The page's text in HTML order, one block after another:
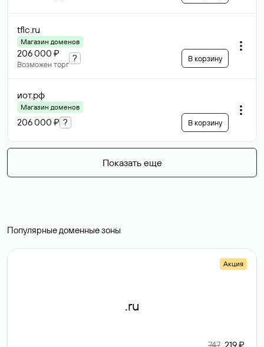
tflc.ru
Магазин доменов
206 000 ₽
Возможен торг
? В корзину
иот.рф
Магазин доменов
206 000 ₽ ? В корзину
Показать еще
Популярные доменные зоны
Акция
.ru